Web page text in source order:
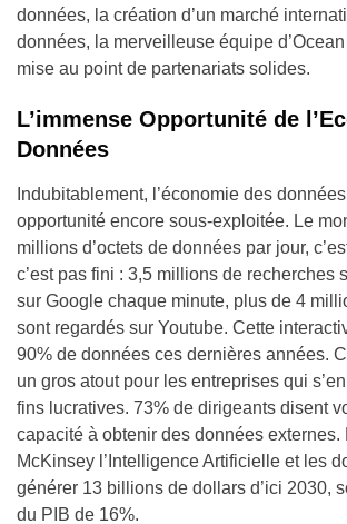
données, la création d’un marché
données, la merveilleuse équipe
mise au point de partenariats solides.
L’immense Opportunité de
Données
Indubitablement, l’économie des
opportunité encore sous-exploitée. Le
millions d’octets de données par jour,
c’est pas fini : 3,5 millions de recherches
sur Google chaque minute, plus de 4
sont regardés sur Youtube. Cette
90% de données ces dernières années.
un gros atout pour les entreprises qui
fins lucratives. 73% de dirigeants disent
capacité à obtenir des données externes.
McKinsey l’Intelligence Artificielle et les
générer 13 billions de dollars d’ici 2030,
du PIB de 16%.